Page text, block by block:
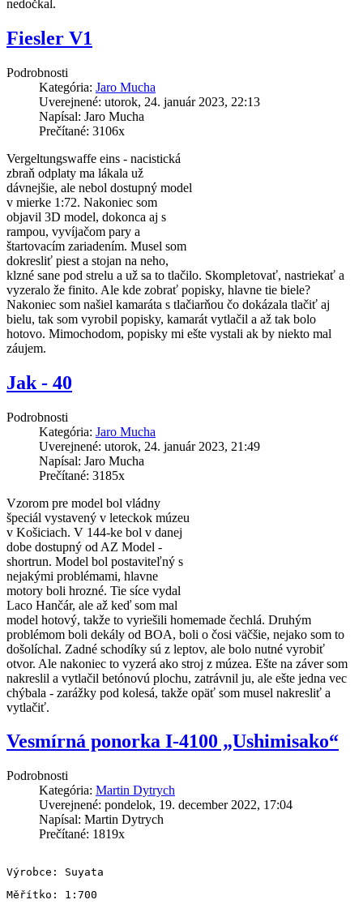
nedočkal.
Fiesler V1
Podrobnosti
Kategória: Jaro Mucha
Uverejnené: utorok, 24. január 2023, 22:13
Napísal: Jaro Mucha
Prečítané: 3106x
Vergeltungswaffe eins - nacistická
zbraň odplaty ma lákala už
dávnejšie, ale nebol dostupný model
v mierke 1:72. Nakoniec som
objavil 3D model, dokonca aj s
rampou, vyvíjačom pary a
štartovacím zariadením. Musel som
dokresliť piest a stojan na neho,
klzné sane pod strelu a už sa to tlačilo. Skompletovať, nastriekať a
vyzeralo že finito. Ale kde zobrať popisky, hlavne tie biele?
Nakoniec som našiel kamaráta s tlačiarňou čo dokázala tlačiť aj
bielu, tak som vyrobil popisky, kamarát vytlačil a až tak bolo
hotovo. Mimochodom, popisky mi ešte vystali ak by niekto mal
záujem.
Jak - 40
Podrobnosti
Kategória: Jaro Mucha
Uverejnené: utorok, 24. január 2023, 21:49
Napísal: Jaro Mucha
Prečítané: 3185x
Vzorom pre model bol vládny
špeciál vystavený v leteckok múzeu
v Košiciach. V 144-ke bol v danej
dobe dostupný od AZ Model -
shortrun. Model bol postaviteľný s
nejakými problémami, hlavne
motory boli hrozné. Tie síce vydal
Laco Hančár, ale až keď som mal
model hotový, takže to vyriešili homemade čechlá. Druhým
problémom boli dekály od BOA, boli o čosi väčšie, nejako som to
došolíchal. Zadné schodíky sú z leptov, ale bolo nutné vyrobiť
otvor. Ale nakoniec to vyzerá ako stroj z múzea. Ešte na záver som
nakreslil a vytlačil betónovú plochu, zatrávnil ju, ale ešte jedna vec
chýbala - zarážky pod kolesá, takže opäť som musel nakresliť a
vytlačiť.
Vesmírná ponorka I-4100 „Ushimisako“
Podrobnosti
Kategória: Martin Dytrych
Uverejnené: pondelok, 19. december 2022, 17:04
Napísal: Martin Dytrych
Prečítané: 1819x